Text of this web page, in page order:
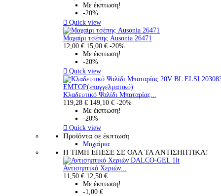
Με έκπτωση!
-20%
 Quick view
Μαχαίρι τσέπης Ausonia 26471
12,00 € 15,00 € -20%
Με έκπτωση!
-20%
 Quick view
Κλαδευτικό Ψαλίδι Μπαταρίας...
119,28 € 149,10 € -20%
Με έκπτωση!
-20%
 Quick view
Προϊόντα σε έκπτωση
Μαχαίρια
Η ΤΙΜΗ ΕΠΕΣΕ ΣΕ ΟΛΑ ΤΑ ΑΝΤΙΣΗΠΤΙΚΑ!
Αντισηπτικό Χεριών...
11,50 € 12,50 €
Με έκπτωση!
-1,00 €